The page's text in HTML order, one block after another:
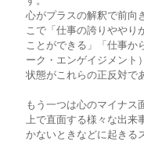
心がプラスの解釈で前向
こで「仕事の誇りややり
ことができる」「仕事か
ーク・エンゲイジメント
状態がこれらの正反対で
もう一つは心のマイナス
上で直面する様々な出来
かないときなどに起きる